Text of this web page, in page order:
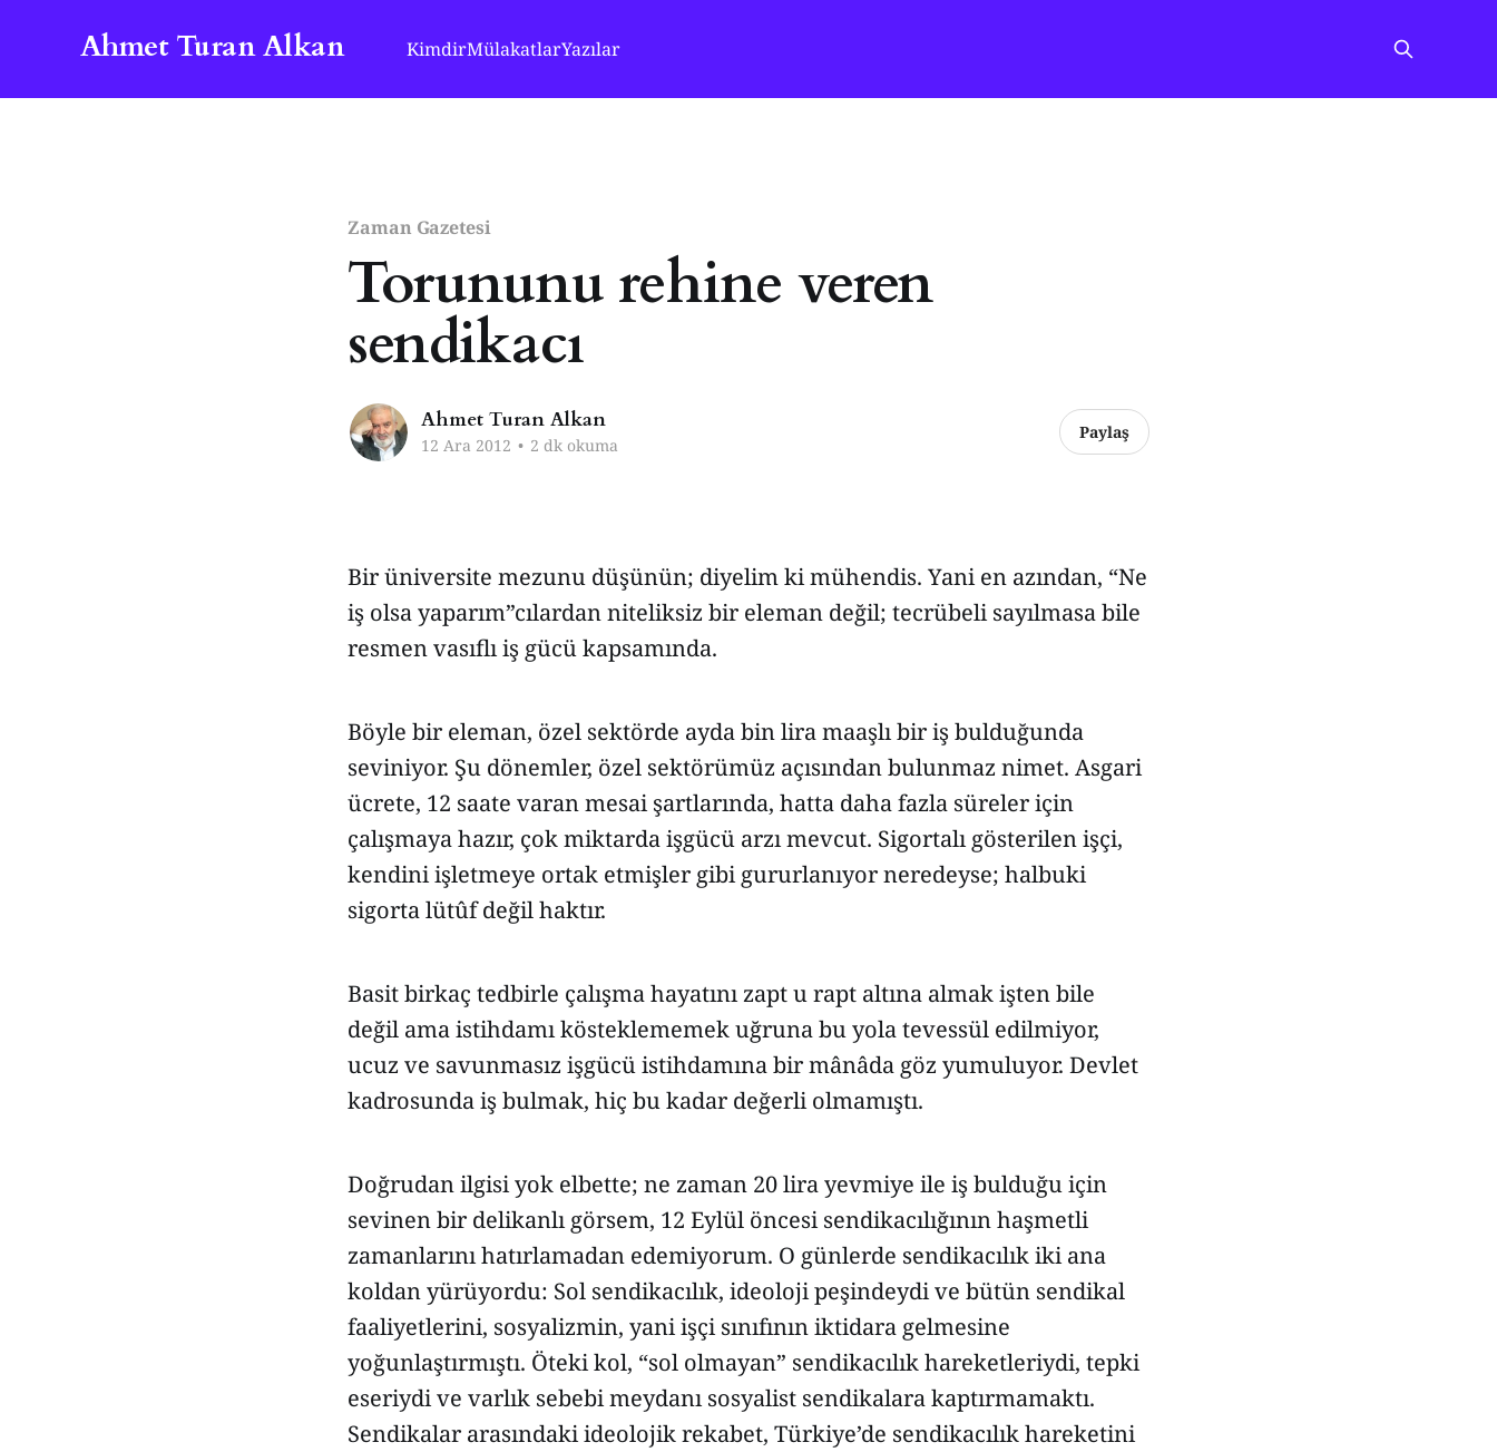
Ahmet Turan Alkan KimdirMülakatlarYazılar
Zaman Gazetesi
Torununu rehine veren
sendikacı
Ahmet Turan Alkan
12 Ara 2012 • 2 dk okuma
Paylaş
Bir üniversite mezunu düşünün; diyelim ki mühendis. Yani en azından, “Ne
iş olsa yaparım”cılardan niteliksiz bir eleman değil; tecrübeli sayılmasa bile
resmen vasıflı iş gücü kapsamında.
Böyle bir eleman, özel sektörde ayda bin lira maaşlı bir iş bulduğunda
seviniyor. Şu dönemler, özel sektörümüz açısından bulunmaz nimet. Asgari
ücrete, 12 saate varan mesai şartlarında, hatta daha fazla süreler için
çalışmaya hazır, çok miktarda işgücü arzı mevcut. Sigortalı gösterilen işçi,
kendini işletmeye ortak etmişler gibi gururlanıyor neredeyse; halbuki
sigorta lütûf değil haktır.
Basit birkaç tedbirle çalışma hayatını zapt u rapt altına almak işten bile
değil ama istihdamı kösteklememek uğruna bu yola tevessül edilmiyor,
ucuz ve savunmasız işgücü istihdamına bir mânâda göz yumuluyor. Devlet
kadrosunda iş bulmak, hiç bu kadar değerli olmamıştı.
Doğrudan ilgisi yok elbette; ne zaman 20 lira yevmiye ile iş bulduğu için
sevinen bir delikanlı görsem, 12 Eylül öncesi sendikacılığının haşmetli
zamanlarını hatırlamadan edemiyorum. O günlerde sendikacılık iki ana
koldan yürüyordu: Sol sendikacılık, ideoloji peşindeydi ve bütün sendikal
faaliyetlerini, sosyalizmin, yani işçi sınıfının iktidara gelmesine
yoğunlaştırmıştı. Öteki kol, “sol olmayan” sendikacılık hareketleriydi, tepki
eseriydi ve varlık sebebi meydanı sosyalist sendikalara kaptırmamaktı.
Sendikalar arasındaki ideolojik rekabet, Türkiye’de sendikacılık hareketini